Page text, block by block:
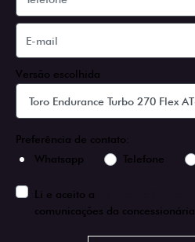
Versão escolhida
Preferência de contato:
Whatsapp
Telefone
Li e aceito a
comunicações da concessionária.